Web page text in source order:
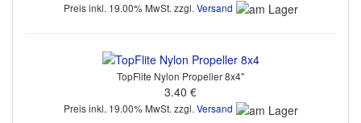
Preis inkl. 19.00% MwSt. zzgl. Versand
TopFlite Nylon Propeller 8x4"
3.40 €
Preis inkl. 19.00% MwSt. zzgl. Versand